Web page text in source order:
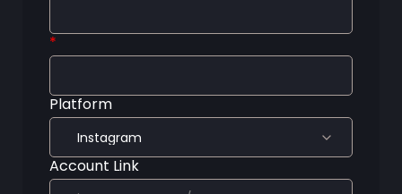
*
Platform
Account Link